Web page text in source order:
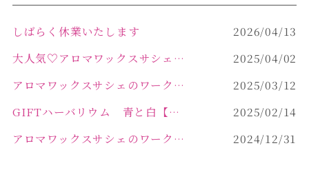
しばらく休業いたします
2026/04/13
大人気♡アロマワックスサシェ作り
2025/04/02
アロマワックスサシェのワークショップinPOLA中込原店 VOL.2
2025/03/12
GIFTハーバリウム 青と白【佐久市 ハーバリウム ギフト】
2025/02/14
アロマワックスサシェのワークショップinPOLA中込原店ご報告【佐久市 キャンドル サシェ】
2024/12/31